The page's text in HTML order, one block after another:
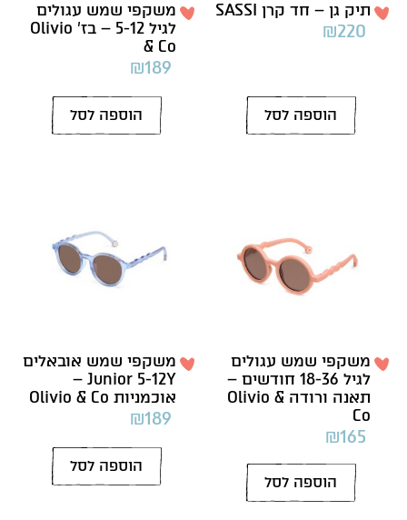
תיק גן – חד קרן SASSI
₪220
הוספה לסל
משקפי שמש עגולים
לגיל 5-12 – בז’ Olivio
& Co
₪189
הוספה לסל
משקפי שמש עגולים
לגיל 18-36 חודשים –
תאנה ורודה Olivio &
Co
₪165
הוספה לסל
משקפי שמש אובאלים
Junior 5-12Y –
אוכמניות Olivio & Co
₪189
הוספה לסל